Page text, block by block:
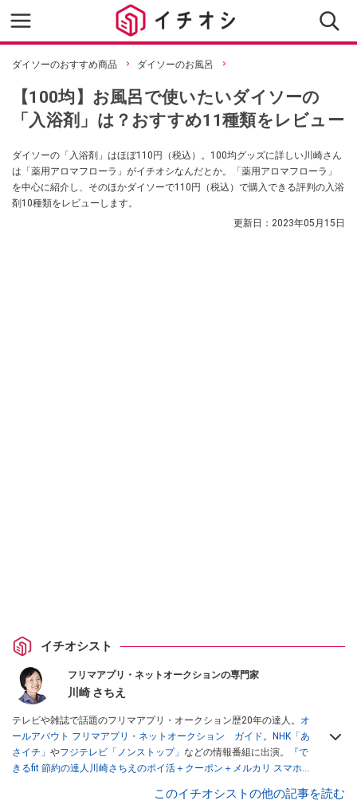
ダイソーのおすすめ商品 ダイソーのお風呂
【100均】お風呂で使いたいダイソーの
「入浴剤」は？おすすめ11種類をレビュー
ダイソーの「入浴剤」はほぼ110円（税込）。100均グッズに詳しい川崎さん
は「薬用アロマフローラ」がイチオシなんだとか。「薬用アロマフローラ」
を中心に紹介し、そのほかダイソーで110円（税込）で購入できる評判の入浴
剤10種類をレビューします。
更新日： 2023年05月15日
イチオシスト
フリマアプリ・ネットオークションの専門家
川崎 さちえ
テレビや雑誌で話題のフリマアプリ・オークション歴20年の達人。 オ
ールアバウト フリマアプリ・ネットオークション ガイド。
NHK「あ
さイチ」 やフジテレビ「ノンストップ」 などの情報番組に出演。
『で
きるfit 節約の達人川崎さちえのポイ活＋クーポン＋メルカリ スマホで
スマホ1つでスキマ時間に効率的に稼ぐ！』（翔泳社刊） ほか著書多
このイチオシストの他の記事を読む